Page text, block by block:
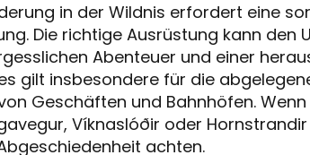
in der Wildnis erfordert eine
Die richtige Ausrüstung kann den
Abenteuer und einer
gilt insbesondere für die
Geschäften und Bahnhöfen. Wenn
Víknaslóðir oder
achten.